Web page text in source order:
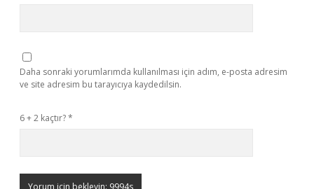
Daha sonraki yorumlarımda kullanılması için adım, e-posta adresim
ve site adresim bu tarayıcıya kaydedilsin.
6 + 2 kaçtır?*